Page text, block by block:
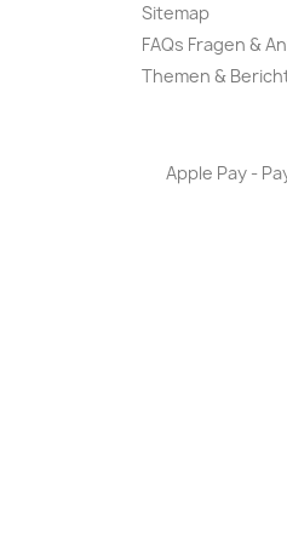
Sitemap
FAQs Fragen &
Themen &
Apple Pay -